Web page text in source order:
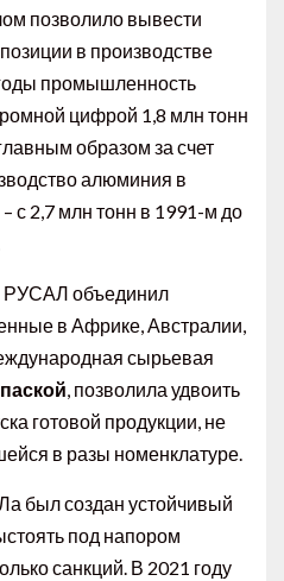
позволило вывести
в производстве
промышленность
цифрой 1,8 млн тонн
образом за счет
алюминия в
с 2,7 млн тонн в 1991-м до
РУСАЛ объединил
в Африке, Австралии,
сырьевая
, позволила удвоить
готовой продукции, не
в разы номенклатуре.
был создан устойчивый
под напором
санкций. В 2021 году